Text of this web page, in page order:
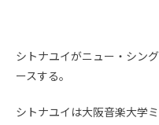
シトナユイがニュー・シン
ースする。
シトナユイは大阪音楽大学